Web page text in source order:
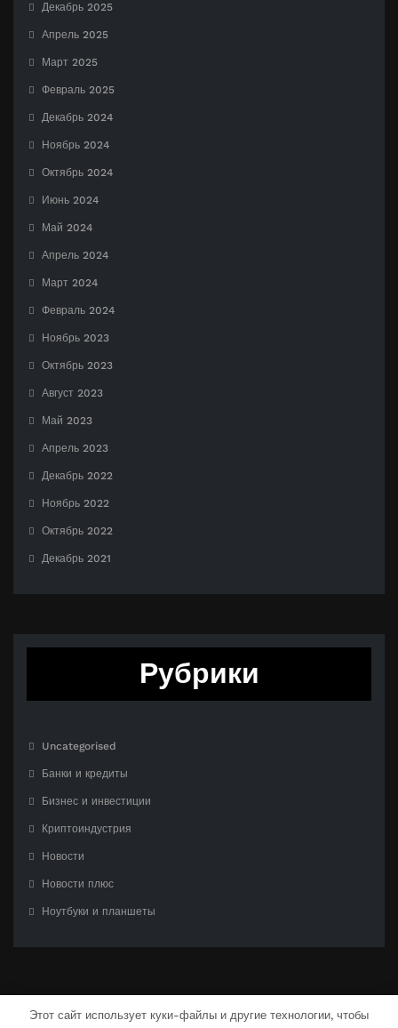
Декабрь 2025
Апрель 2025
Март 2025
Февраль 2025
Декабрь 2024
Ноябрь 2024
Октябрь 2024
Июнь 2024
Май 2024
Апрель 2024
Март 2024
Февраль 2024
Ноябрь 2023
Октябрь 2023
Август 2023
Май 2023
Апрель 2023
Декабрь 2022
Ноябрь 2022
Октябрь 2022
Декабрь 2021
Рубрики
Uncategorised
Банки и кредиты
Бизнес и инвестиции
Криптоиндустрия
Новости
Новости плюс
Ноутбуки и планшеты
Этот сайт использует куки-файлы и другие технологии, чтобы